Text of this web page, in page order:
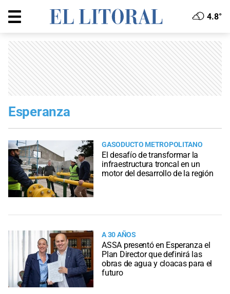
4.8°
Esperanza
GASODUCTO METROPOLITANO
El desafío de transformar la
infraestructura troncal en un
motor del desarrollo de la región
A 30 AÑOS
ASSA presentó en Esperanza el
Plan Director que definirá las
obras de agua y cloacas para el
futuro